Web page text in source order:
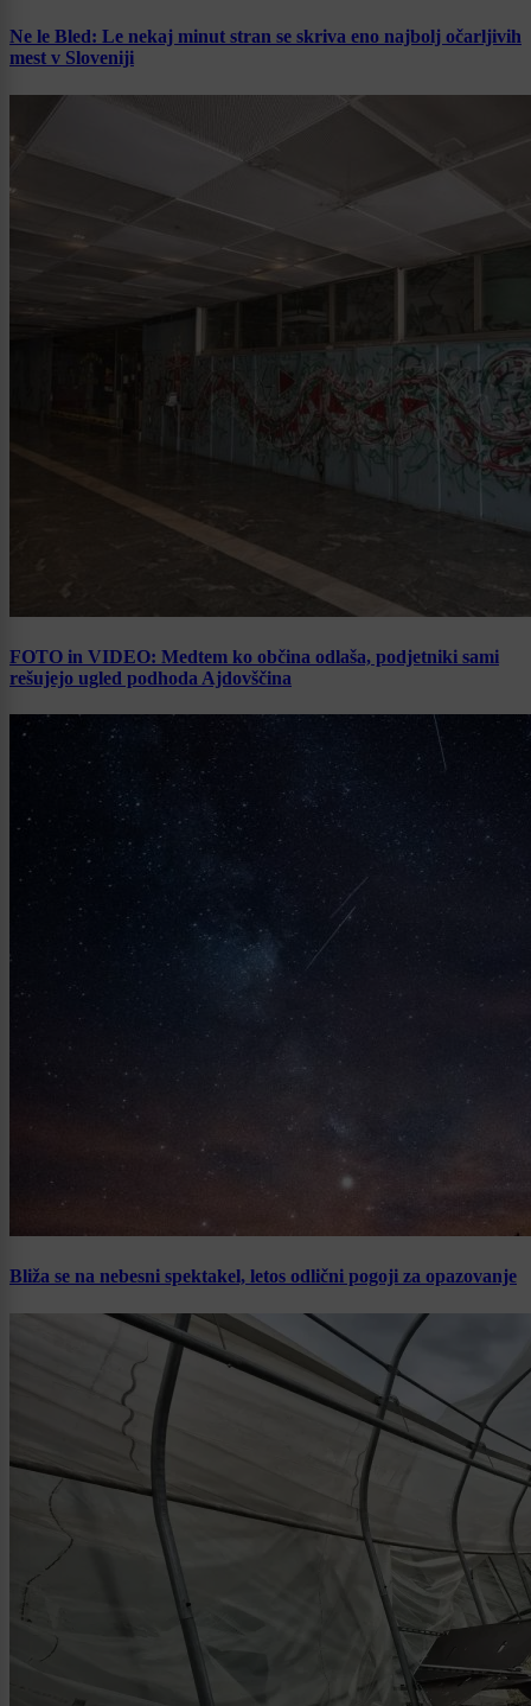
Ne le Bled: Le nekaj minut stran se skriva eno najbolj očarljivih
mest v Sloveniji
FOTO in VIDEO: Medtem ko občina odlaša, podjetniki sami
rešujejo ugled podhoda Ajdovščina
Bliža se na nebesni spektakel, letos odlični pogoji za opazovanje